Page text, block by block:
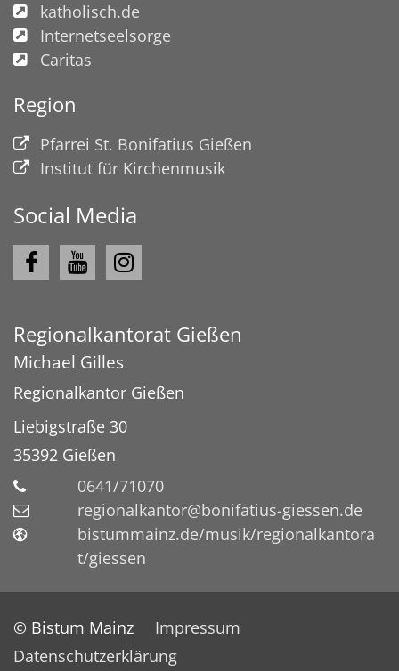
katholisch.de
Internetseelsorge
Caritas
Region
Pfarrei St. Bonifatius Gießen
Institut für Kirchenmusik
Social Media
Regionalkantorat Gießen
Michael Gilles
Regionalkantor Gießen
Liebigstraße 30
35392 Gießen
0641/71070
regionalkantor@bonifatius-giessen.de
bistummainz.de/musik/regionalkantora
t/giessen
© Bistum Mainz
Impressum
Datenschutzerklärung